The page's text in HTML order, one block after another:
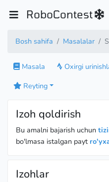
RoboContest
Bosh sahifa Masalalar
Masala Oxirgi
Reyting
Izoh qoldirish
Bu amalni bajarish uchun
bo'lmasa istalgan payt
Izohlar